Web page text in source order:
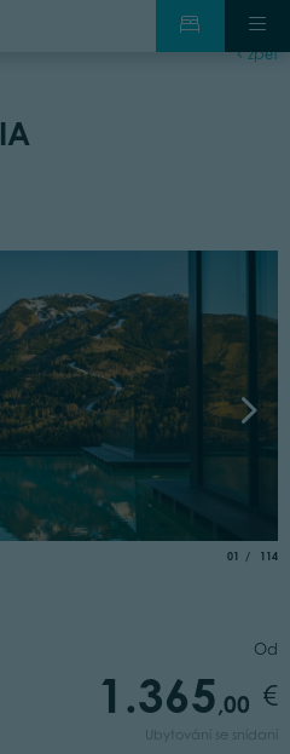
zpět
01 of
114
Od
1.365,00
Ubytování se snídaní